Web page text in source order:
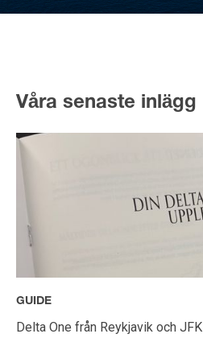
Våra senaste inlägg
GUIDE
Delta One från Reykjavik och JFK